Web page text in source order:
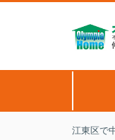
江東区で